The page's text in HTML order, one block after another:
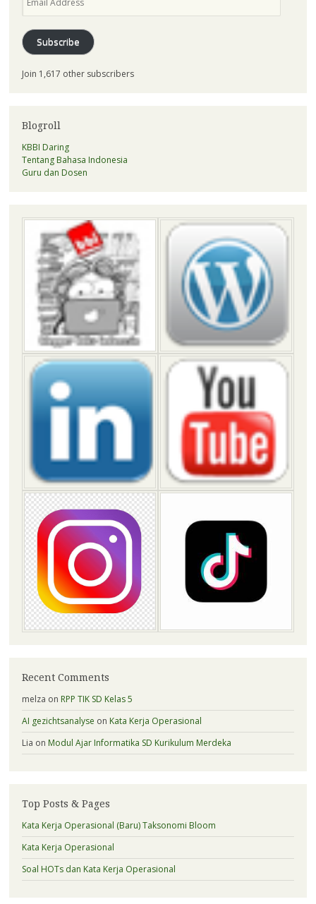
Address
Subscribe
Join 1,617 other subscribers
Blogroll
KBBI Daring
Tentang Bahasa Indonesia
Guru dan Dosen
Recent Comments
melza on RPP TIK SD Kelas 5
AI gezichtsanalyse on Kata Kerja Operasional
Lia on Modul Ajar Informatika SD Kurikulum Merdeka
Top Posts & Pages
Kata Kerja Operasional (Baru) Taksonomi Bloom
Kata Kerja Operasional
Soal HOTs dan Kata Kerja Operasional